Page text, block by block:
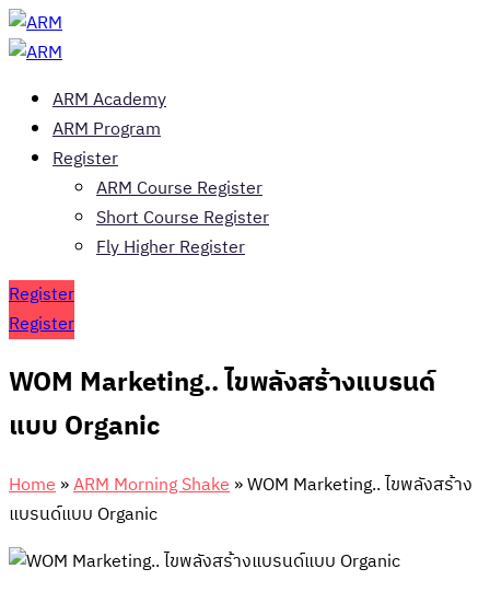
ARM Academy
ARM Program
Register
ARM Course Register
Short Course Register
Fly Higher Register
Register
Register
WOM Marketing.. ไขพลังสร้างแบรนด์
แบบ Organic
Home»ARM Morning Shake»WOM Marketing.. ไขพลังสร้าง
แบรนด์แบบ Organic